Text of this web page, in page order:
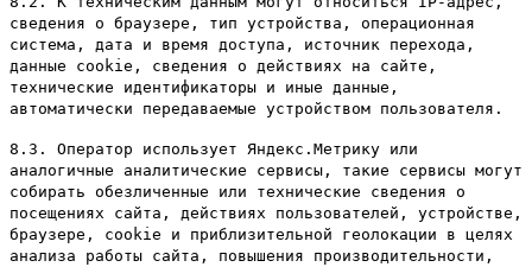
сведения о браузере, тип устройства, операционная
система, дата и время доступа, источник перехода,
данные cookie, сведения о действиях на сайте,
технические идентификаторы и иные данные,
автоматически передаваемые устройством пользователя.
8.3. Оператор использует Яндекс.Метрику или
аналогичные аналитические сервисы, такие сервисы могут
собирать обезличенные или технические сведения о
посещениях сайта, действиях пользователей, устройстве,
браузере, cookie и приблизительной геолокации в целях
анализа работы сайта, повышения производительности,